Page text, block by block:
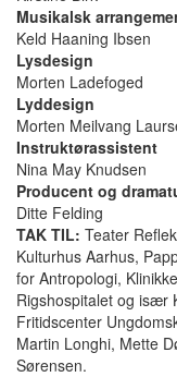
Musikalsk
Keld Haaning Ibsen
Lysdesign
Morten Ladefoged
Lyddesign
Morten Meilvang
Instruktørassistent
Nina May Knudsen
Producent og
Ditte Felding
TAK TIL: Teater
Kulturhus Aarhus,
for Antropologi,
Rigshospitalet og især
Fritidscenter
Martin Longhi, Mette
Sørensen.